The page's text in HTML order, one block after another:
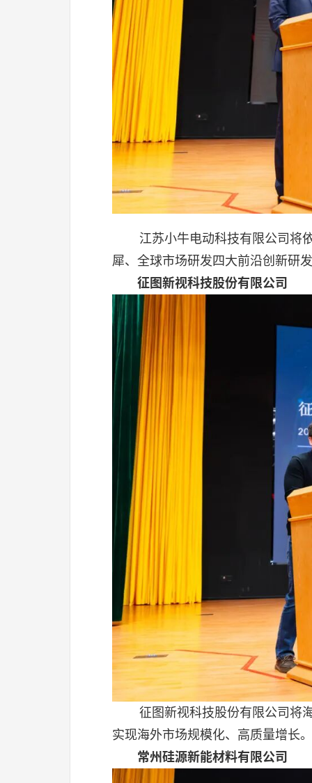
江苏小牛电动科技有限公司将
犀、全球市场研发四大前沿创新研
征图新视科技股份有限公司
征图新视科技股份有限公司将
实现海外市场规模化、高质量增长。
常州硅源新能材料有限公司